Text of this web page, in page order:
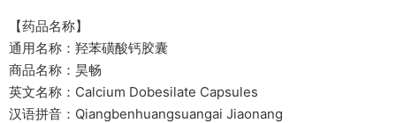
【药品名称】
通用名称：羟苯磺酸钙胶囊
商品名称：昊畅
英文名称：Calcium Dobesilate Capsules
汉语拼音：Qiangbenhuangsuangai Jiaonang